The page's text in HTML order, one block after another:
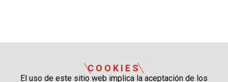
COOKIES
El uso de este sitio web implica la aceptación de los